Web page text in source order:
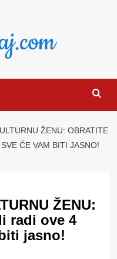
ŽENU: OBRATITE
ĆE VAM BITI JASNO!
ŽENU:
radi ove 4
jasno!